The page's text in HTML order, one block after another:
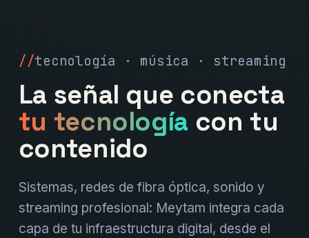
tecnología · música · streaming
La señal que conecta
tu tecnología con tu
contenido
Sistemas, redes de fibra óptica, sonido y
streaming profesional: Meytam integra cada
capa de tu infraestructura digital, desde el